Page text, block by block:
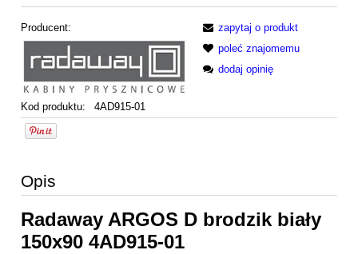
Producent:
Kod produktu: 4AD915-01
zapytaj o produkt
poleć znajomemu
dodaj opinię
Opis
Radaway ARGOS D brodzik biały
150x90 4AD915-01